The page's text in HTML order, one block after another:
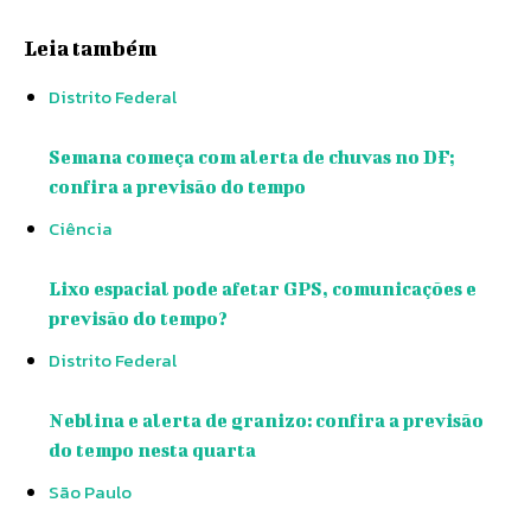
Leia também
Distrito Federal
Semana começa com alerta de chuvas no DF;
confira a previsão do tempo
Ciência
Lixo espacial pode afetar GPS, comunicações e
previsão do tempo?
Distrito Federal
Neblina e alerta de granizo: confira a previsão
do tempo nesta quarta
São Paulo